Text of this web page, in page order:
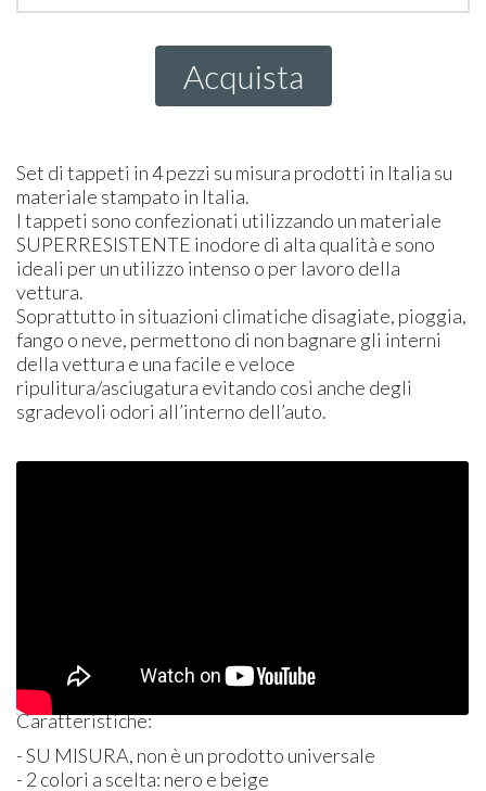
Acquista
Set di tappeti in 4 pezzi su misura prodotti in Italia su
materiale stampato in Italia.
I tappeti sono confezionati utilizzando un materiale
SUPERRESISTENTE inodore di alta qualità e sono
ideali per un utilizzo intenso o per lavoro della
vettura.
Soprattutto in situazioni climatiche disagiate, pioggia,
fango o neve, permettono di non bagnare gli interni
della vettura e una facile e veloce
ripulitura/asciugatura evitando così anche degli
sgradevoli odori all’interno dell’auto.
Caratteristiche:
- SU MISURA, non è un prodotto universale
- 2 colori a scelta: nero e beige